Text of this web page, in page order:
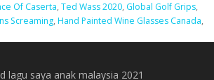
Of Caserta, Ted Wass 2020, Global Golf Grips,
Screaming, Hand Painted Wine Glasses Canada,
lagu saya anak malaysia 2021